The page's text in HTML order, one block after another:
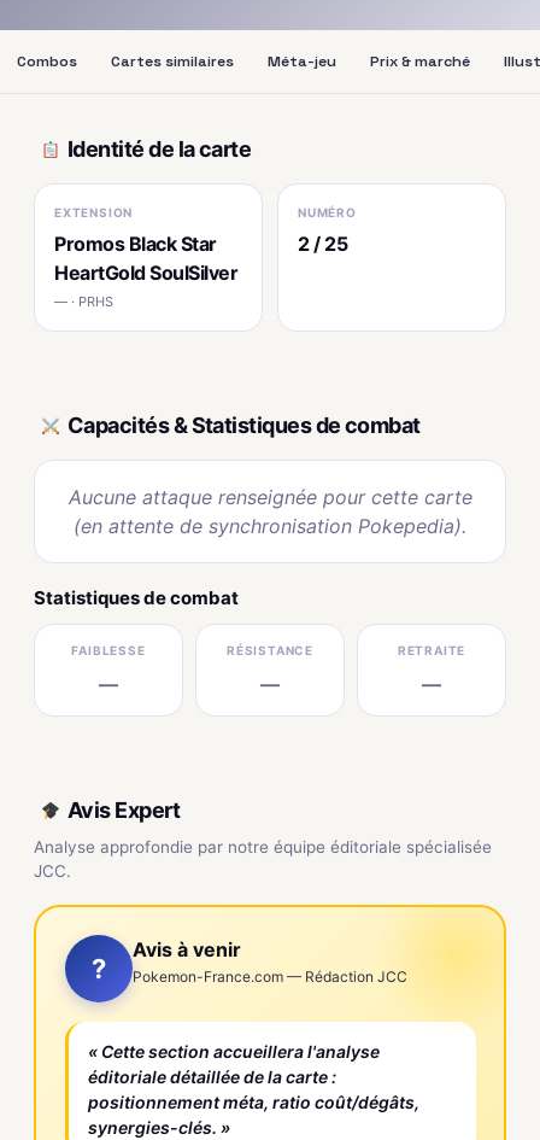
Combos Cartes similaires Méta-jeu Prix & marché
Identité de la carte
EXTENSION
Promos Black Star
HeartGold SoulSilver
— · PRHS
NUMÉRO
2 / 25
Capacités & Statistiques de combat
Aucune attaque renseignée pour cette carte
(en attente de synchronisation Pokepedia).
Statistiques de combat
FAIBLESSE
—
RÉSISTANCE
—
RETRAITE
—
Avis Expert
Analyse approfondie par notre équipe éditoriale spécialisée
JCC.
?
Avis à venir
Pokemon-France.com — Rédaction JCC
« Cette section accueillera l'analyse
éditoriale détaillée de la carte :
positionnement méta, ratio coût/dégâts,
synergies-clés. »